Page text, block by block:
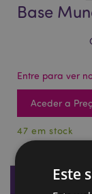
Base
Entre para ver
Aceder a
47 em stock
Este